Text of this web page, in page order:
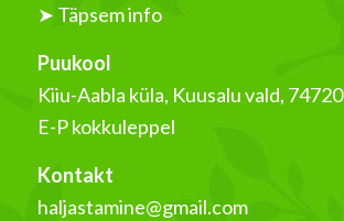
➤ Täpsem info
Puukool
Kiiu-Aabla küla, Kuusalu vald, 74720
E-P kokkuleppel
Kontakt
haljastamine@gmail.com